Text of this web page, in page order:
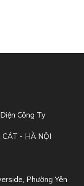
Công Ty
CÁT - HÀ NỘI
Phường Yên